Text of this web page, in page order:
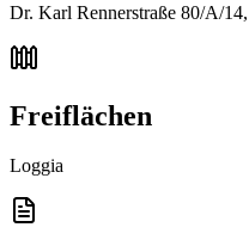
Dr. Karl Rennerstraße 80/A/
Freiflächen
Loggia